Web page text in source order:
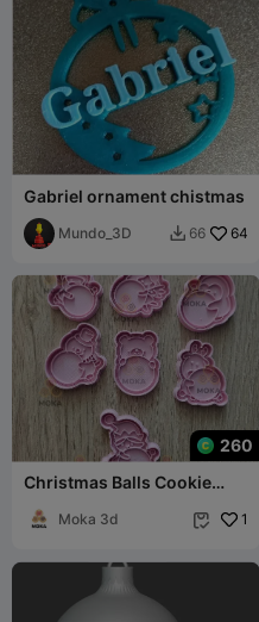
Gabriel ornament chistmas
Mundo_3D  66 64
260
Christmas Balls Cookie
Moka 3d  1